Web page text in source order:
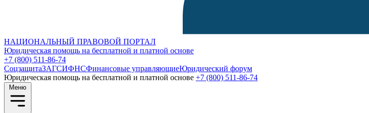
НАЦИОНАЛЬНЫЙ ПРАВОВОЙ ПОРТАЛ
Юридическая помощь на бесплатной и платной основе
+7 (800) 511-86-74
СоцзащитаЗАГСИФНСФинансовые управляющиеЮридический форум
Юридическая помощь на бесплатной и платной основе +7 (800) 511-86-74
Меню